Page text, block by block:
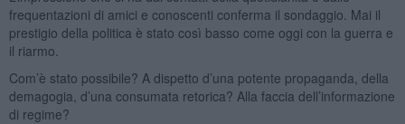
frequentazioni di amici e conoscenti conferma il sondaggio. Mai il
prestigio della politica è stato così basso come oggi con la guerra e
il riarmo.
Com’è stato possibile? A dispetto d’una potente propaganda, della
demagogia, d’una consumata retorica? Alla faccia dell’informazione
di regime?